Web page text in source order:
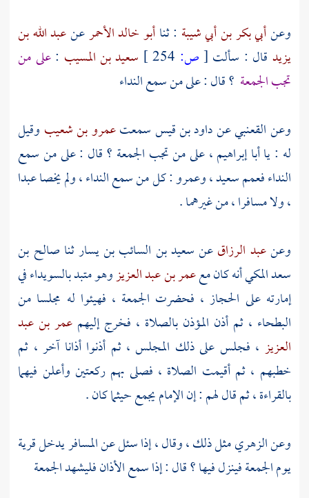
وعنأبي بكر بن أبي شيبة : ثناأبو خالد الأحمرعنعبد الله بن
يزيد قال : سألت [ص: سعيد بن المسيب :على من
تجب الجمعة ؟ قال : على من سمع النداء
وعنالقعنبيعنداود بن قيسسمعتعمرو بن شعيب وقيل
له : يا أباإبراهيم، على من تجب الجمعة ؟ قال : على من سمع
النداء فعممسعيد،وعمرو: كل من سمع النداء ، ولم يخصا عبدا
، ولا مسافرا ، من غيرهما .
وعنعبد الرزاقعنسعيد بن السائب بن يسارثنا صالح بن
سعد المكيأنه كان مععمر بن عبد العزيزوهو متبد بالسويداء في
إمارته على الحجاز ، فحضرت الجمعة ، فهيئوا له مجلسا من
البطحاء ، ثم أذن المؤذن بالصلاة ، فخرج إليهم عمر بن عبد
العزيز ، فجلس على ذلك المجلس ، ثم أذنوا أذانا آخر ، ثم
خطبهم ، ثم أقيمت الصلاة ، فصلى بهم ركعتين وأعلن فيهما
بالقراءة ، ثم قال لهم : إن الإمام يجمع حيثما كان .
وعنالزهريمثل ذلك ، وقال ، إذا سئل عن المسافر يدخل قرية
يوم الجمعة فينزل فيها ؟ قال : إذا سمع الأذان فليشهد الجمعة